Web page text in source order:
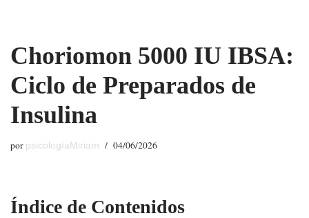
al
contenido
Choriomon 5000 IU IBSA:
Ciclo de Preparados de
Insulina
por psicologíaMiriam 04/06/2026
Índice de Contenidos